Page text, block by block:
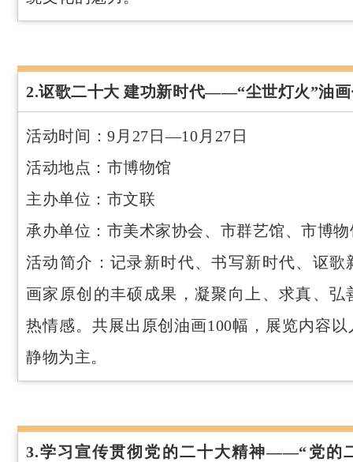
2.讴歌二十大 建功新时代——“尘世灯火”油
活动时间：9月27日—10月27日
活动地点：市博物馆
主办单位：市文联
承办单位：市美术家协会、市群艺馆、市博物
活动简介：记录新时代、书写新时代、讴歌
画家原创的丰硕成果，凝聚向上、求真、弘
热情感。共展出原创油画100幅，展览内容
静物为主。
3.学习宣传贯彻党的二十大精神——“党的